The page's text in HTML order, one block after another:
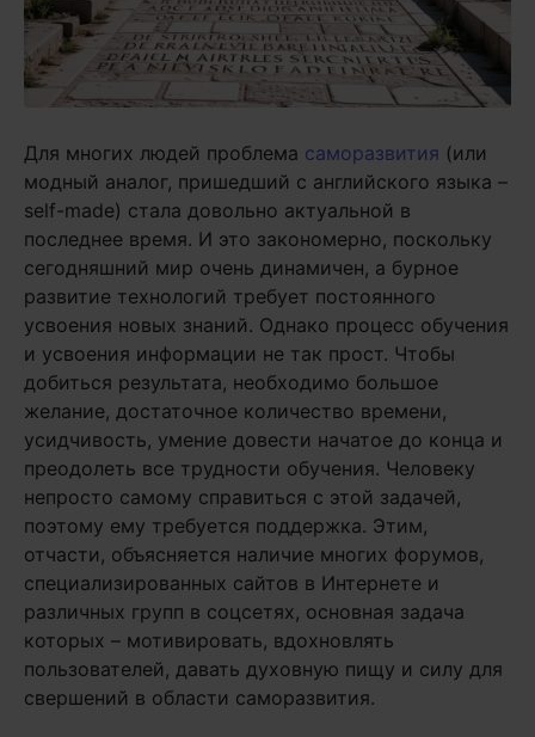
Для многих людей проблема саморазвития (или
модный аналог, пришедший с английского языка –
self-made) стала довольно актуальной в
последнее время. И это закономерно, поскольку
сегодняшний мир очень динамичен, а бурное
развитие технологий требует постоянного
усвоения новых знаний. Однако процесс обучения
и усвоения информации не так прост. Чтобы
добиться результата, необходимо большое
желание, достаточное количество времени,
усидчивость, умение довести начатое до конца и
преодолеть все трудности обучения. Человеку
непросто самому справиться с этой задачей,
поэтому ему требуется поддержка. Этим,
отчасти, объясняется наличие многих форумов,
специализированных сайтов в Интернете и
различных групп в соцсетях, основная задача
которых – мотивировать, вдохновлять
пользователей, давать духовную пищу и силу для
свершений в области саморазвития.